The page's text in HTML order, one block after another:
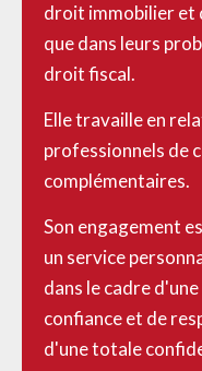
droit immobilieret
que dans leurs
droit fiscal.
Elle travaille en
professionnels de
complémentaires.
Son engagement
un service
dans le cadre
confiance et de
d'une totale